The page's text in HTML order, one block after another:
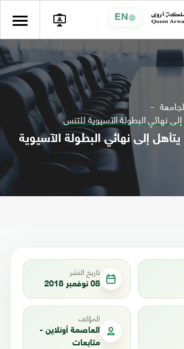
EN
نهائي البطولة الآسيوية للتنس
إلى نهائي البطولة الآسيوية
تاريخ النشر
08 نوفمبر 2018
المؤلف
العاصمة أونلاين -
متابعات